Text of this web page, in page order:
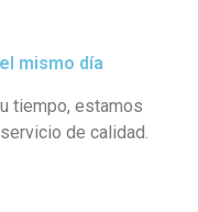
mismo día
tiempo, estamos
de calidad.